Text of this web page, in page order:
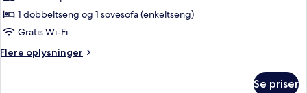
Land
Side
1 dobbeltseng og 1 sovesofa (enkeltseng)
Gratis Wi-Fi
Flere oplysninger
Flere
Se priser